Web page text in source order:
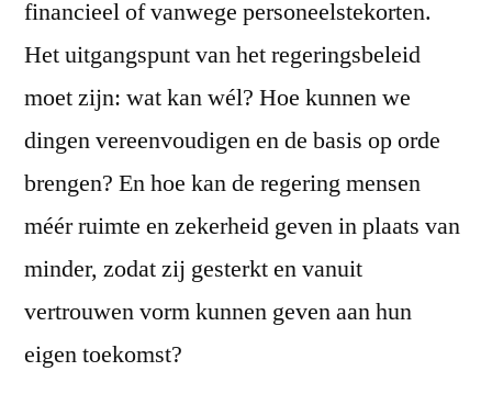
financieel of vanwege personeelstekorten.
Het uitgangspunt van het regeringsbeleid
moet zijn: wat kan wél? Hoe kunnen we
dingen vereenvoudigen en de basis op orde
brengen? En hoe kan de regering mensen
méér ruimte en zekerheid geven in plaats van
minder, zodat zij gesterkt en vanuit
vertrouwen vorm kunnen geven aan hun
eigen toekomst?